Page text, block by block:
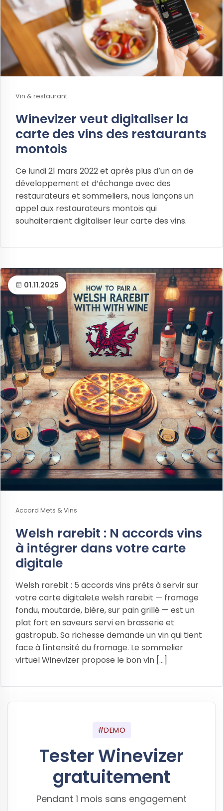
Vin & restaurant
Winevizer veut digitaliser la
carte des vins des restaurants
montois
Ce lundi 21 mars 2022 et après plus d’un an de
développement et d’échange avec des
restaurateurs et sommeliers, nous lançons un
appel aux restaurateurs montois qui
souhaiteraient digitaliser leur carte des vins.
01.11.2025
Accord Mets & Vins
Welsh rarebit : N accords vins
à intégrer dans votre carte
digitale
Welsh rarebit : 5 accords vins prêts à servir sur
votre carte digitaleLe welsh rarebit — fromage
fondu, moutarde, bière, sur pain grillé — est un
plat fort en saveurs servi en brasserie et
gastropub. Sa richesse demande un vin qui tient
face à l'intensité du fromage. Le sommelier
virtuel Winevizer propose le bon vin [...]
#DEMO
Tester Winevizer
gratuitement
Pendant 1 mois sans engagement